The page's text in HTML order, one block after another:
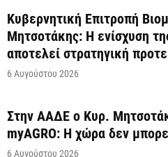
Κυβερνητική Επιτροπή
Μητσοτάκης: Η ενίσχυση
αποτελεί στρατηγική
6 Αυγούστου 2026
Στην ΑΑΔΕ ο Κυρ.
myAGRO: Η χώρα δεν
6 Αυγούστου 2026